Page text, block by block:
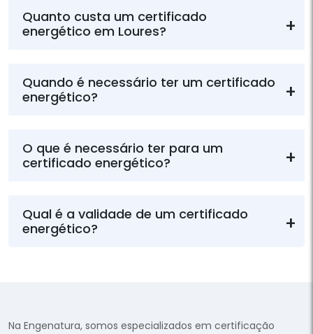
Quanto custa um certificado
energético em Loures?
Quando é necessário ter um certificado
energético?
O que é necessário ter para um
certificado energético?
Qual é a validade de um certificado
energético?
Na Engenatura, somos especializados em certificação